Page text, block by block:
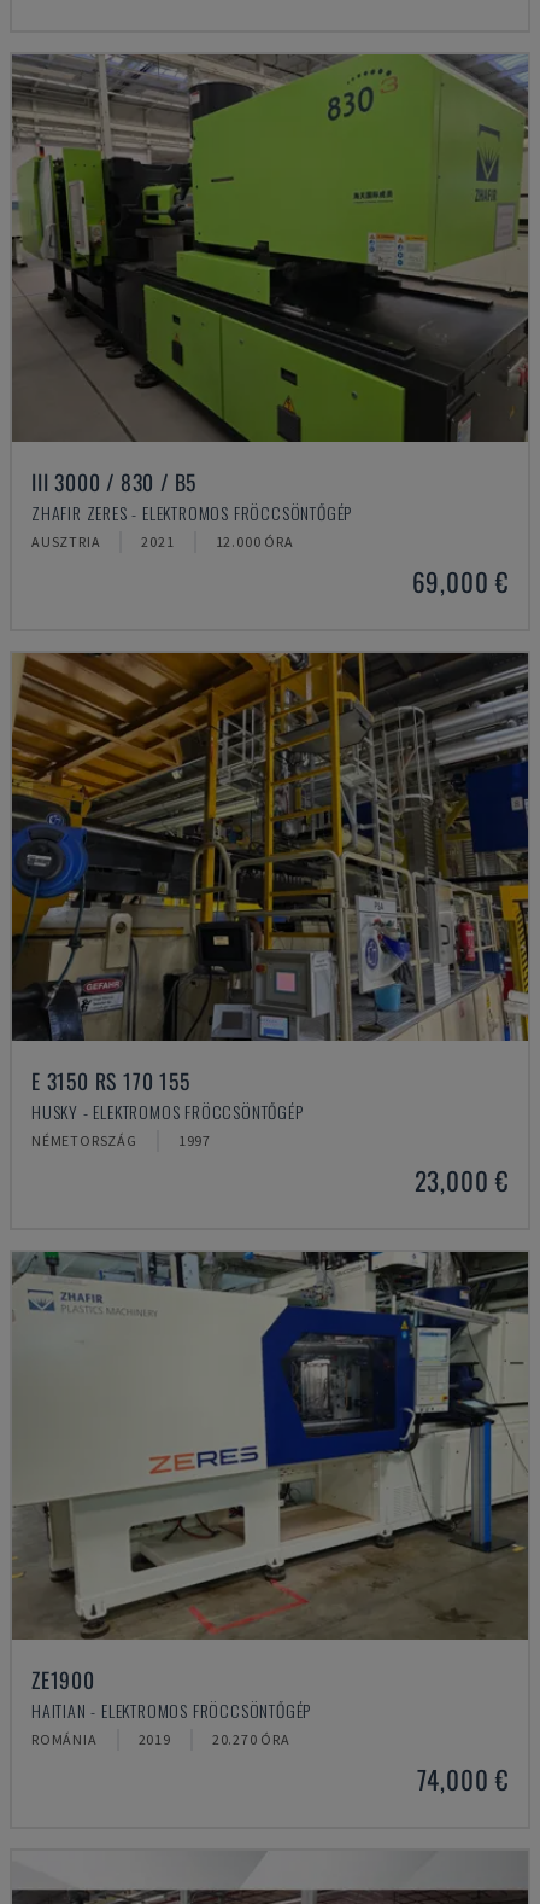
III 3000 / 830 / B5
ZHAFIR ZERES - ELEKTROMOS FRÖCCSÖNTŐGÉP
AUSZTRIA 2021 12.000 ÓRA
69,000 €
E 3150 RS 170 155
HUSKY - ELEKTROMOS FRÖCCSÖNTŐGÉP
NÉMETORSZÁG 1997
23,000 €
ZE1900
HAITIAN - ELEKTROMOS FRÖCCSÖNTŐGÉP
ROMÁNIA 2019 20.270 ÓRA
74,000 €